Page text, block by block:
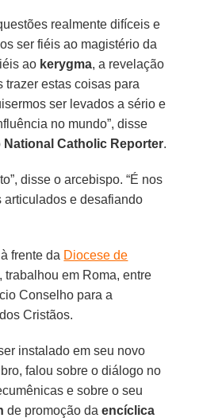
realmente difíceis e
ser fiéis ao magistério da
ao kerygma, a revelação
trazer estas coisas para
ser levados a sério e
no mundo”, disse
National Catholic Reporter.
disse o arcebispo. “É nos
e desafiando
frente da Diocese de
trabalhou em Roma, entre
Conselho para a
Cristãos.
instalado em seu novo
falou sobre o diálogo no
e sobre o seu
de promoção daencíclica